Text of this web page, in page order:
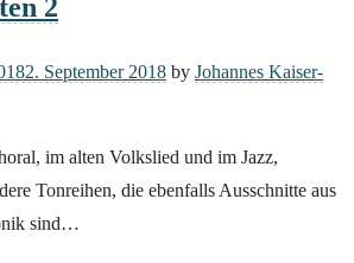
2
2. September 2018 by Johannes Kaiser-
im alten Volkslied und im Jazz,
Tonreihen, die ebenfalls Ausschnitte aus
sind…